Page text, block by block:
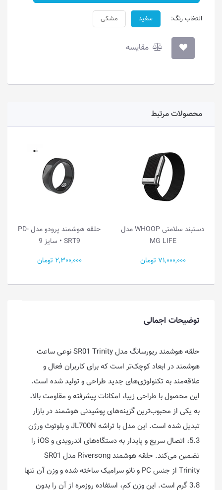
انتخاب رنگ: سفید مشکی
مقایسه
محصولات مرتبط
دستبند سلامتی WHOOP مدل
MG LIFE
71,000,000 تومان
حلقه هوشمند پرودو مدل PD-
SRT9 • سایز 9
2,300,000 تومان
توضیحات اجمالی
حلقه هوشمند ریورسانگ مدل SR01 Trinity نوعی ساعت
هوشمند در ابعاد کوچک‌تر است که برای کاربران فعال و
علاقه‌مند به تکنولوژی‌های جدید طراحی و تولید شده است.
این محصول با طراحی زیبا، امکانات پیشرفته و مقاومت بالا،
به یکی از محبوب‌ترین گزینه‌های پوشیدنی هوشمند در بازار
تبدیل شده است. این مدل با تراشه JL700N و بلوتوث ورژن
5.3، اتصال سریع و پایدار به دستگاه‌های اندرویدی و iOS را
تضمین می‌کند. حلقه هوشمند Riversong مدل SR01
Trinity از جنس PC و نانو سرامیک ساخته شده و وزن آن تنها
3.8 گرم است. این وزن کم، استفاده روزمره از آن را بدون